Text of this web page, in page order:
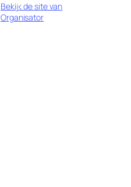
Bekijk de site van
Organisator